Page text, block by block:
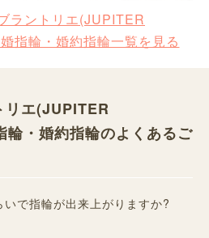
ラントリエ(JUPITER
指輪・婚約指輪一覧を見る
リエ(JUPITER
・婚約指輪のよくあるご
で指輪が出来上がりますか?